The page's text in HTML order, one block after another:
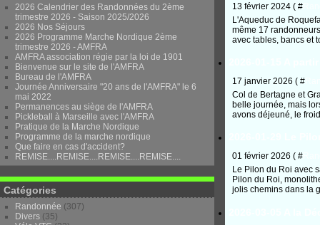
2026 Calendrier des Randonnées du 2ème
trimestre 2026 - Saison 2025/2026
2026 Nos Séjours
2026 Programme Marche Nordique 2ème
trimestre 2026 - AMFRA
AMFRA association régie par la loi de 1901
Bienvenue sur le site de l'AMFRA
Bureau de l'AMFRA
Journée Anniversaire "20 ans de l'AMFRA" le 6
mai 2022
Permanences au siège de l'AMFRA
Pickleball à Marseille avec l'AMFRA
Pratique de la Marche Nordique
Programme de la marche nordique
Que faire en cas d'accident?
REMISE....REMISE....REMISE....REMISE....
Catégories
Randonnée (307)
Divers (35)
13 février 2024 ( #
L'Aqueduc de
même 17
avec tables, bancs et
17 janvier 2026 ( #
Col de Bertagne et
belle journée, mais
avons déjeuné, le
01 février 2026 ( #
Le Pilon du Roi avec
Pilon du Roi,
jolis chemins dans la